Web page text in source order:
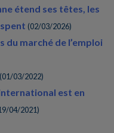
étend ses têtes, les
(02/03/2026)
du marché de l’emploi
(01/03/2022)
est en
04/2021)